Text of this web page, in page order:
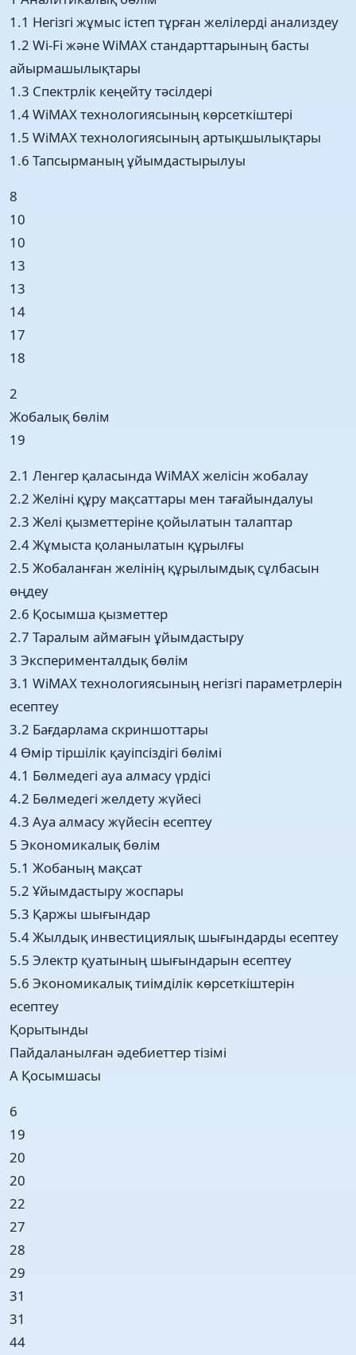
1.1 Негізгі жұмыс істеп тұрған желілерді анализдеу
1.2 Wi-Fi және WiMAX стандарттарының басты
айырмашылықтары
1.3 Спектрлік кеңейту тәсілдері
1.4 WiMAX технологиясының көрсеткіштері
1.5 WiMAX технологиясының артықшылықтары
1.6 Тапсырманың ұйымдастырылуы
8
10
10
13
13
14
17
18
2
Жобалық бөлім
19
2.1 Ленгер қаласында WiMAX желісін жобалау
2.2 Желіні құру мақсаттары мен тағайындалуы
2.3 Желі қызметтеріне қойылатын талаптар
2.4 Жұмыста қоланылатын құрылғы
2.5 Жобаланған желінің құрылымдық сұлбасын
өңдеу
2.6 Қосымша қызметтер
2.7 Таралым аймағын ұйымдастыру
3 Эксперименталдық бөлім
3.1 WiMAX технологиясының негізгі параметрлерін
есептеу
3.2 Бағдарлама скриншоттары
4 Өмiр тiршiлiк қaуiпciздiгi бөлiмi
4.1 Бөлмедегі ауа алмасу үрдісі
4.2 Бөлмедегі желдету жүйесі
4.3 Ауа алмасу жүйесін есептеу
5 Экономикалық бөлім
5.1 Жобаның мақсат
5.2 Ұйымдастыру жоспары
5.3 Қаржы шығындар
5.4 Жылдық инвестициялық шығындарды есептеу
5.5 Электр қуатының шығындарын есептеу
5.6 Экономикалық тиімділік көрсеткіштерін
есептеу
Қорытынды
Пайдаланылған әдебиеттер тізімі
А Қосымшасы
6
19
20
20
22
27
28
29
31
31
44